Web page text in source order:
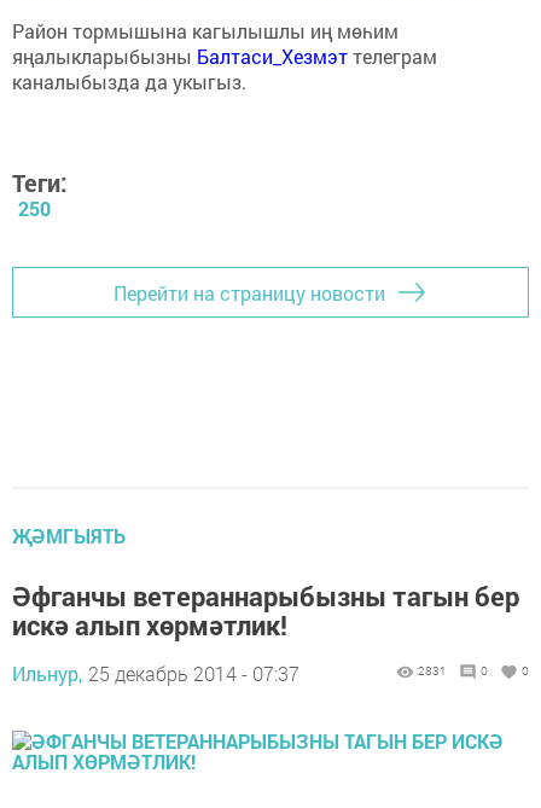
Район тормышына кагылышлы иң мөһим
яңалыкларыбызны Балтаси_Хезмэттелеграм
каналыбызда да укыгыз.
Теги:
250
Перейти на страницу новости
ҖӘМГЫЯТЬ
Әфганчы ветераннарыбызны тагын бер
искә алып хөрмәтлик!
Ильнур, 25 декабрь 2014 - 07:37 2831 0 0